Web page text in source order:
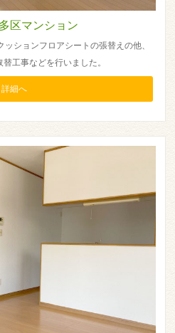
区マンション
ションフロアシートの張替えの他、
工事などを行いました。
詳細へ